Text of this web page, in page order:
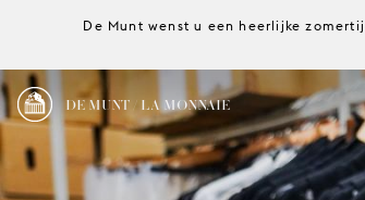
De Munt wenst u een heerlijke
DE MUNT / LA MONNAIE